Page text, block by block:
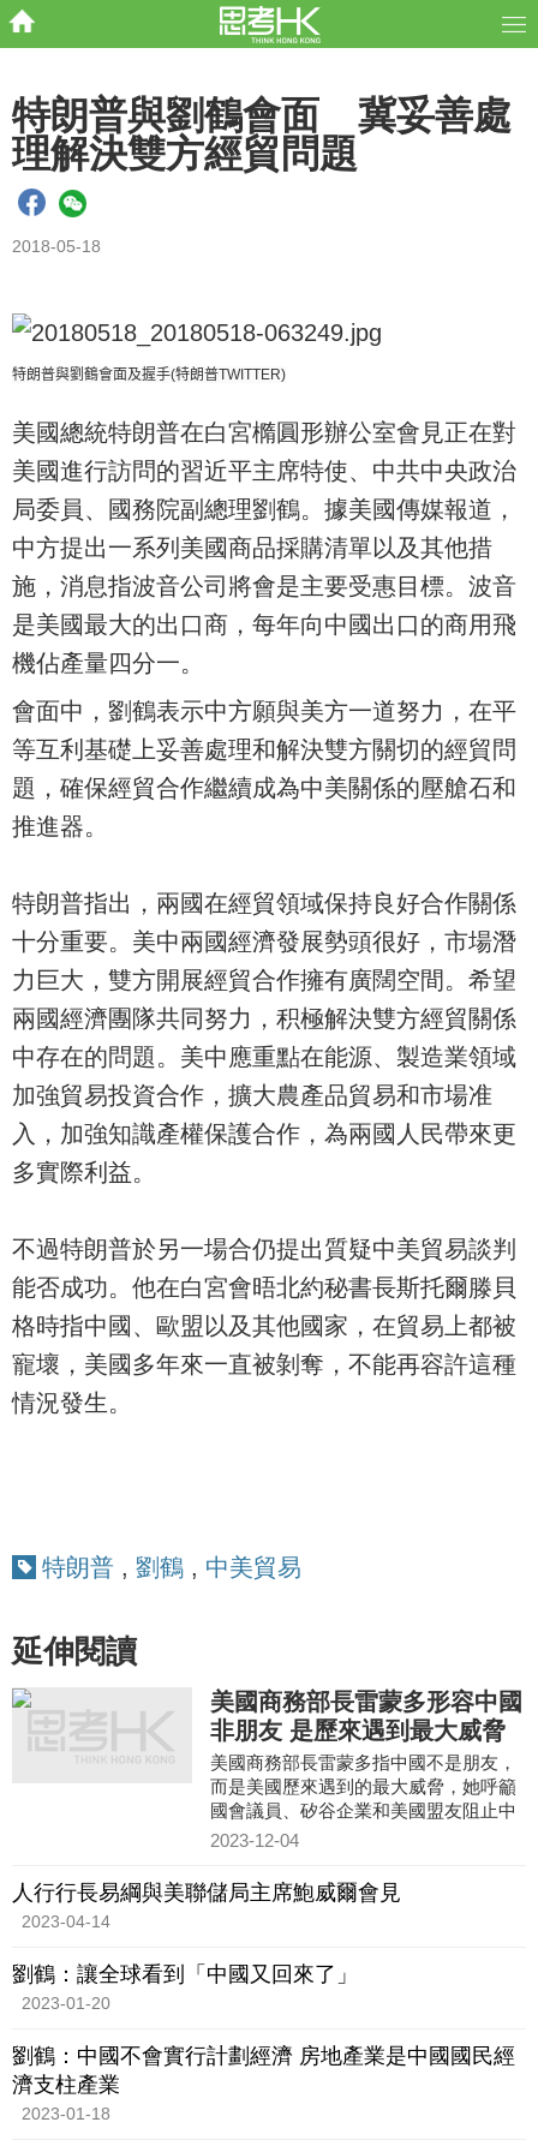
特朗普與劉鶴會面 冀妥善處
理解決雙方經貿問題
2018-05-18
特朗普與劉鶴會面及握手(特朗普TWITTER)
美國總統特朗普在白宮橢圓形辦公室會見正在對
美國進行訪問的習近平主席特使、中共中央政治
局委員、國務院副總理劉鶴。據美國傳媒報道，
中方提出一系列美國商品採購清單以及其他措
施，消息指波音公司將會是主要受惠目標。波音
是美國最大的出口商，每年向中國出口的商用飛
機佔產量四分一。
會面中，劉鶴表示中方願與美方一道努力，在平
等互利基礎上妥善處理和解決雙方關切的經貿問
題，確保經貿合作繼續成為中美關係的壓艙石和
推進器。
特朗普指出，兩國在經貿領域保持良好合作關係
十分重要。美中兩國經濟發展勢頭很好，市場潛
力巨大，雙方開展經貿合作擁有廣闊空間。希望
兩國經濟團隊共同努力，积極解決雙方經貿關係
中存在的問題。美中應重點在能源、製造業領域
加強貿易投資合作，擴大農產品貿易和市場准
入，加強知識產權保護合作，為兩國人民帶來更
多實際利益。
不過特朗普於另一場合仍提出質疑中美貿易談判
能否成功。他在白宮會晤北約秘書長斯托爾滕貝
格時指中國、歐盟以及其他國家，在貿易上都被
寵壞，美國多年來一直被剝奪，不能再容許這種
情況發生。
特朗普 , 劉鶴 , 中美貿易
延伸閱讀
美國商務部長雷蒙多形容中國
非朋友 是歷來遇到最大威脅
美國商務部長雷蒙多指中國不是朋友，
而是美國歷來遇到的最大威脅，她呼籲
國會議員、矽谷企業和美國盟友阻止中
國獲得對國家安全至關重要的半導體和
2023-12-04
人行行長易綱與美聯儲局主席鮑威爾會見
2023-04-14
劉鶴：讓全球看到「中國又回來了」
2023-01-20
劉鶴：中國不會實行計劃經濟 房地產業是中國國民經
濟支柱產業
2023-01-18